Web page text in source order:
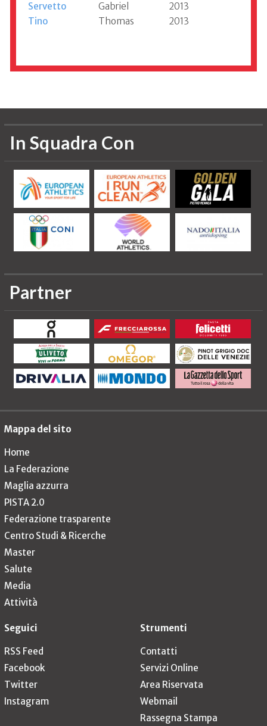
Servetto
Gabriel
2013
Tino
Thomas 2013
In Squadra Con
Partner
Mappa del sito
Home
La Federazione
Maglia azzurra
PISTA 2.0
Federazione trasparente
Centro Studi & Ricerche
Master
Salute
Media
Attività
Seguici
RSS Feed
Facebook
Twitter
Instagram
Strumenti
Contatti
Servizi Online
Area Riservata
Webmail
Rassegna Stampa